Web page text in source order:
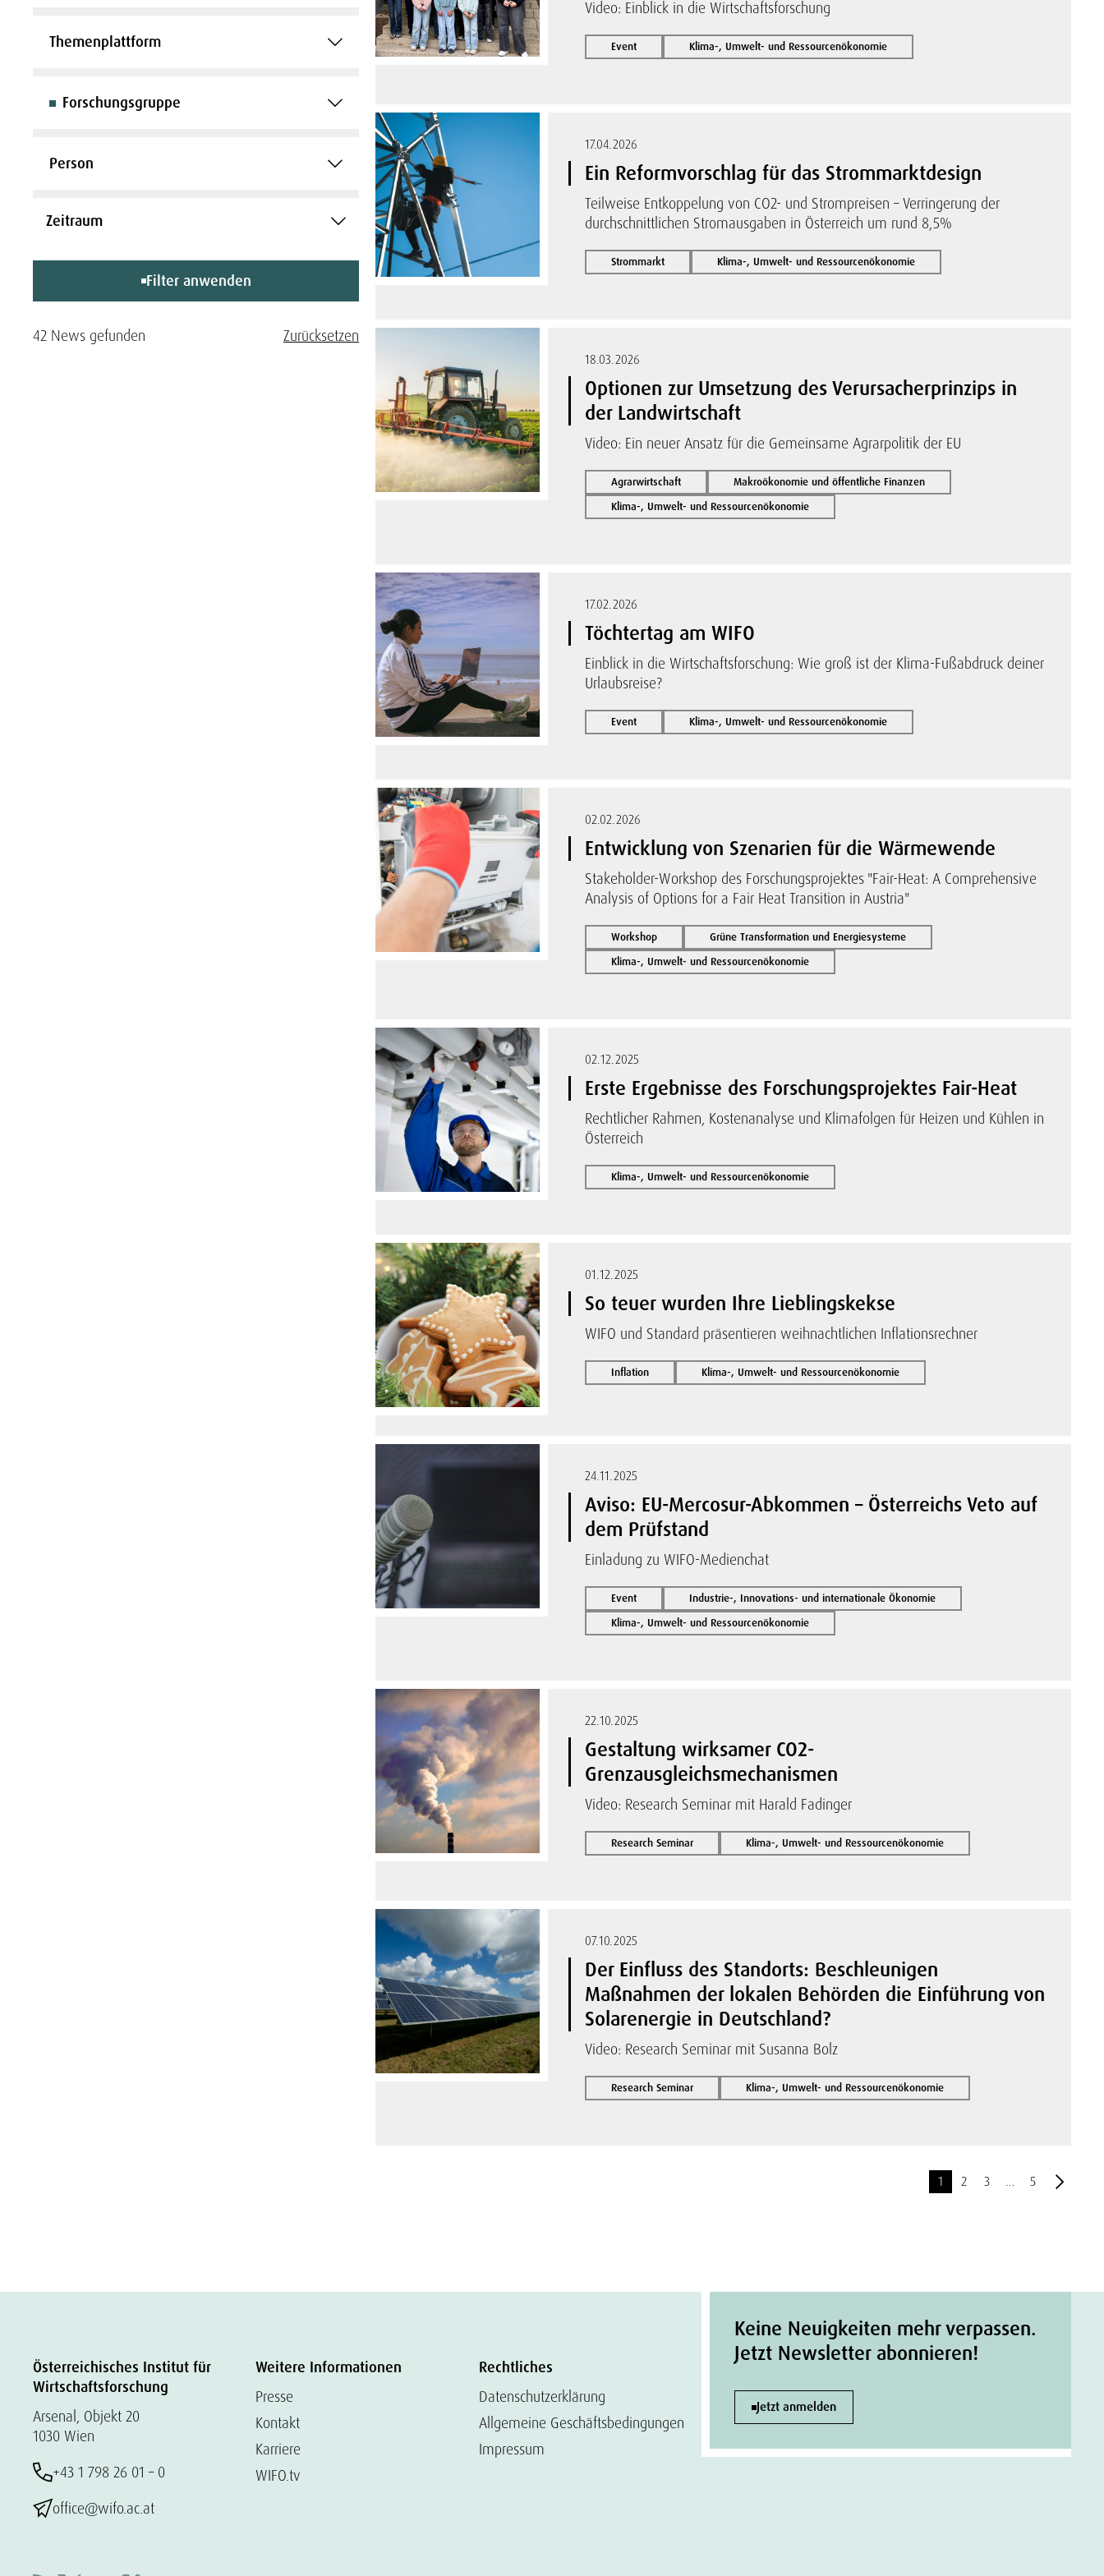
Themenplattform
Forschungsgruppe
Person
Filter anwenden
42 News gefunden Zurücksetzen
Video: Einblick in die Wirtschaftsforschung
Event Klima-, Umwelt- und Ressourcenökonomie
17.04.2026
Ein Reformvorschlag für das Strommarktdesign
Teilweise Entkoppelung von CO2- und Strompreisen – Verringerung der
durchschnittlichen Stromausgaben in Österreich um rund 8,5%
Strommarkt Klima-, Umwelt- und Ressourcenökonomie
18.03.2026
Optionen zur Umsetzung des Verursacherprinzips in
der Landwirtschaft
Video: Ein neuer Ansatz für die Gemeinsame Agrarpolitik der EU
Agrarwirtschaft
Makroökonomie und öffentliche Finanzen
Klima-, Umwelt- und Ressourcenökonomie
17.02.2026
Töchtertag am WIFO
Einblick in die Wirtschaftsforschung: Wie groß ist der Klima-Fußabdruck deiner
Urlaubsreise?
Event Klima-, Umwelt- und Ressourcenökonomie
02.02.2026
Entwicklung von Szenarien für die Wärmewende
Stakeholder-Workshop des Forschungsprojektes "Fair-Heat: A Comprehensive
Analysis of Options for a Fair Heat Transition in Austria"
Workshop
Grüne Transformation und Energiesysteme
Klima-, Umwelt- und Ressourcenökonomie
02.12.2025
Erste Ergebnisse des Forschungsprojektes Fair-Heat
Rechtlicher Rahmen, Kostenanalyse und Klimafolgen für Heizen und Kühlen in
Österreich
Klima-, Umwelt- und Ressourcenökonomie
01.12.2025
So teuer wurden Ihre Lieblingskekse
WIFO und Standard präsentieren weihnachtlichen Inflationsrechner
Inflation Klima-, Umwelt- und Ressourcenökonomie
24.11.2025
Aviso: EU-Mercosur-Abkommen – Österreichs Veto auf
dem Prüfstand
Einladung zu WIFO-Medienchat
Event
Industrie-, Innovations- und internationale Ökonomie
Klima-, Umwelt- und Ressourcenökonomie
22.10.2025
Gestaltung wirksamer CO2-
Grenzausgleichsmechanismen
Video: Research Seminar mit Harald Fadinger
Research Seminar Klima-, Umwelt- und Ressourcenökonomie
07.10.2025
Der Einfluss des Standorts: Beschleunigen
Maßnahmen der lokalen Behörden die Einführung von
Solarenergie in Deutschland?
Video: Research Seminar mit Susanna Bolz
Research Seminar Klima-, Umwelt- und Ressourcenökonomie
1 2 3 … 5
Österreichisches Institut für
Wirtschaftsforschung
Arsenal, Objekt 20
1030 Wien
+43 1 798 26 01 – 0
office@wifo.ac.at
Weitere Informationen
Presse
Kontakt
Karriere
WIFO.tv
Rechtliches
Datenschutzerklärung
Allgemeine Geschäftsbedingungen
Impressum
Keine Neuigkeiten mehr verpassen.
Jetzt Newsletter abonnieren!
Jetzt anmelden